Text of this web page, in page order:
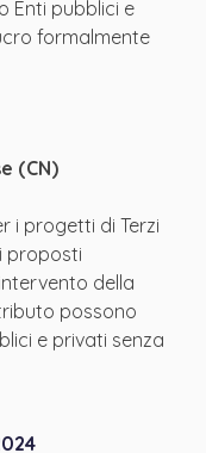
Enti pubblici e
formalmente
(CN)
i progetti di Terzi
proposti
della
possono
e privati senza